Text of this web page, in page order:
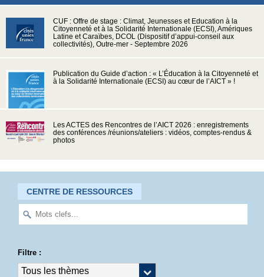
CUF : Offre de stage : Climat, Jeunesses et Education à la
Citoyenneté et à la Solidarité Internationale (ECSI), Amériques
Latine et Caraïbes, DCOL (Dispositif d’appui-conseil aux
collectivités), Outre-mer - Septembre 2026
Publication du Guide d’action : « L’Éducation à la Citoyenneté et
à la Solidarité Internationale (ECSI) au cœur de l’AICT » !
Les ACTES des Rencontres de l’AICT 2026 : enregistrements
des conférences /réunions/ateliers : vidéos, comptes-rendus &
photos
CENTRE DE RESSOURCES
Filtre :